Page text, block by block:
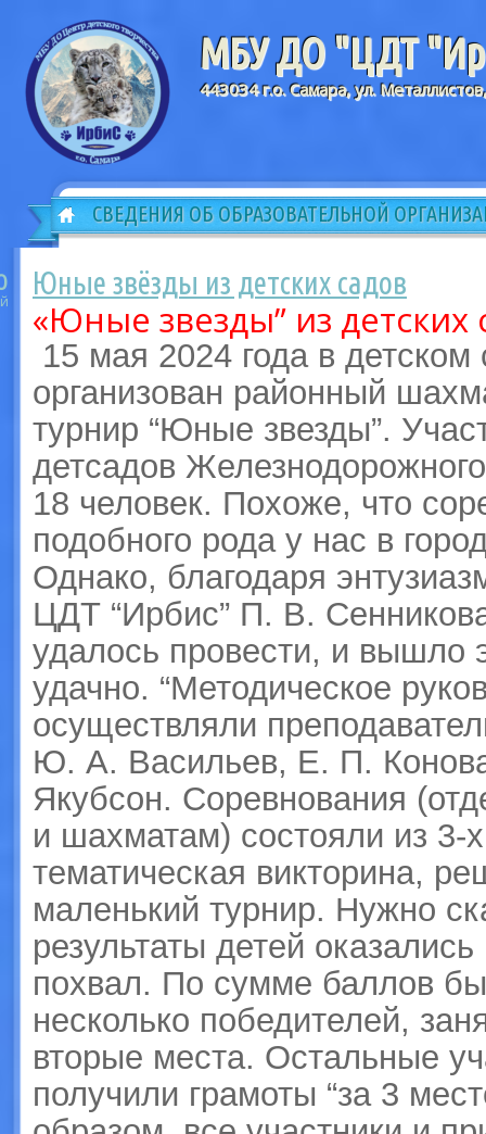
МБУ ДО "ЦДТ
443034 г.о. Самара, ул.
СВЕДЕНИЯ ОБ ОБРАЗОВАТЕЛЬНОЙ
Юные звёзды из детских садов
«Юные звезды” из детских
15 мая 2024 года в
организован районный
турнир “Юные звезды”.
детсадов
18 человек. Похоже, что
подобного рода у нас в
Однако, благодаря
ЦДТ “Ирбис” П. В.
удалось провести, и вышло
удачно. “Методическое
осуществляли
Ю. А. Васильев, Е. П.
Якубсон. Соревнования
и шахматам) состояли из 3-
тематическая викторина,
маленький турнир. Нужно
результаты детей
похвал. По сумме баллов
несколько победителей,
вторые места. Остальные
получили грамоты “за 3